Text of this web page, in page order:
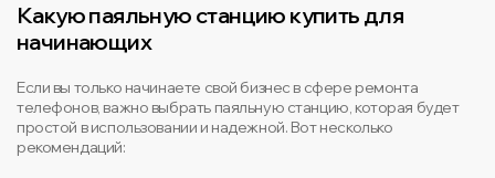
Какую паяльную станцию купить для
начинающих
Если вы только начинаете свой бизнес в сфере ремонта
телефонов, важно выбрать паяльную станцию, которая будет
простой в использовании и надежной. Вот несколько
рекомендаций: